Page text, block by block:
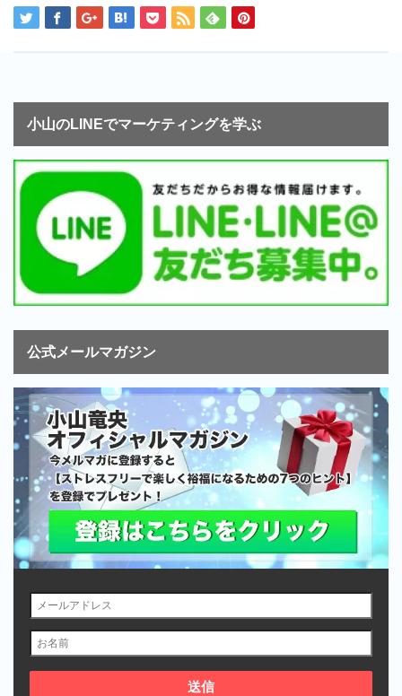
小山のLINEでマーケティングを学ぶ
公式メールマガジン